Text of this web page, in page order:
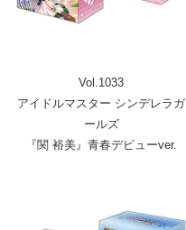
Vol.1033
アイドルマスター シンデレラガ
ールズ
『関 裕美』青春デビューver.